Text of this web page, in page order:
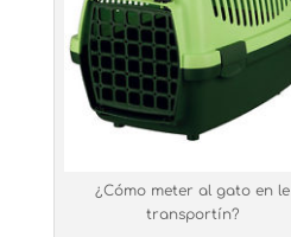
¿Cómo meter al gato en le
transportín?